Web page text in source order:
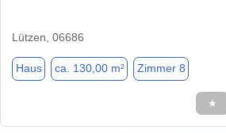
Lützen, 06686
Haus ca. 130,00 m² Zimmer 8
★